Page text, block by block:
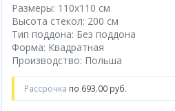
Размеры: 110x110 cм
Высота стекол: 200 см
Тип поддона: Без поддона
Форма: Квадратная
Производство: Польша
Рассрочка по 693.00 руб.